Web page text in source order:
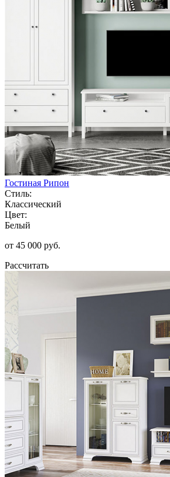
Гостиная Рипон
Стиль:
Классический
Цвет:
Белый
от 45 000 руб.
Рассчитать